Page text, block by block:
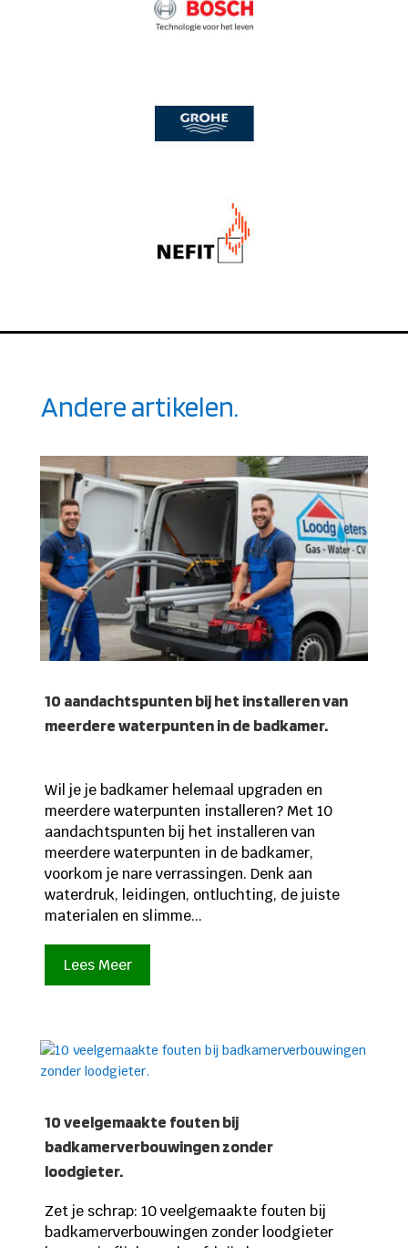
Andere artikelen.
10 aandachtspunten bij het installeren van
meerdere waterpunten in de badkamer.
Wil je je badkamer helemaal upgraden en
meerdere waterpunten installeren? Met 10
aandachtspunten bij het installeren van
meerdere waterpunten in de badkamer,
voorkom je nare verrassingen. Denk aan
waterdruk, leidingen, ontluchting, de juiste
materialen en slimme...
Lees Meer
10 veelgemaakte fouten bij
badkamerverbouwingen zonder
loodgieter.
Zet je schrap: 10 veelgemaakte fouten bij
badkamerverbouwingen zonder loodgieter